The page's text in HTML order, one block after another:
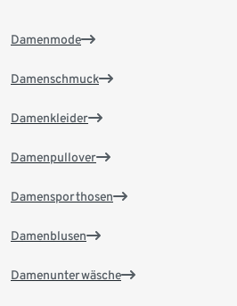
Damenmode
Damenschmuck
Damenkleider
Damenpullover
Damensporthosen
Damenblusen
Damenunterwäsche